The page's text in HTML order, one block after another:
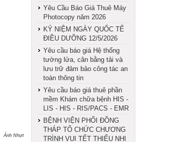
Ánh Nhựt
Yêu Cầu Báo Giá Thuê Máy
Photocopy năm 2026
KỶ NIỆM NGÀY QUỐC TẾ
ĐIỀU DƯỠNG 12/5/2026
Yêu cầu báo giá Hệ thống
tường lửa, cân bằng tải và
lưu trữ đảm bảo công tác an
toàn thông tin
Yêu cầu báo giá thuê phần
mềm Khám chữa bệnh HIS -
LIS - HIS - RIS/PACS - EMR
BỆNH VIỆN PHỔI ĐỒNG
THÁP TỔ CHỨC CHƯƠNG
TRÌNH VUI TẾT THIẾU NHI